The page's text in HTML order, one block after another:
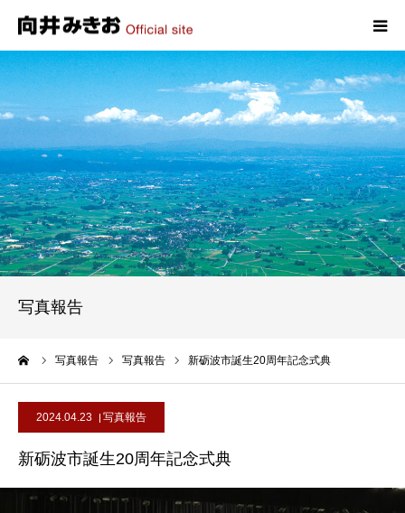
写真報告
写真報告 写真報告 新砺波市誕生20周年記念式典
2024.04.23 写真報告
新砺波市誕生20周年記念式典
HOME
プロフィール
政策
活動報告